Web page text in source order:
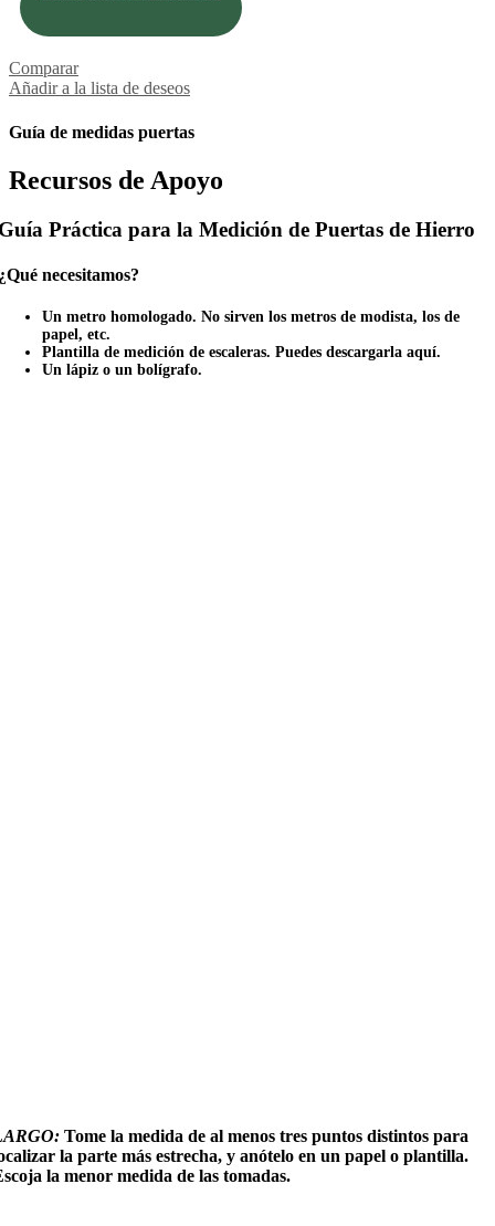
Comparar
Añadir a la lista de deseos
Guía de medidas puertas
Recursos de Apoyo
Práctica para la Medición de Puertas de Hierro
necesitamos?
Un metro homologado. No sirven los metros de modista, los de
papel, etc.
Plantilla de medición de escaleras. Puedes descargarla aquí.
Un lápiz o un bolígrafo.
Tome la medida de al menos tres puntos distintos para
la parte más estrecha, y anótelo en un papel o plantilla.
la menor medida de las tomadas.